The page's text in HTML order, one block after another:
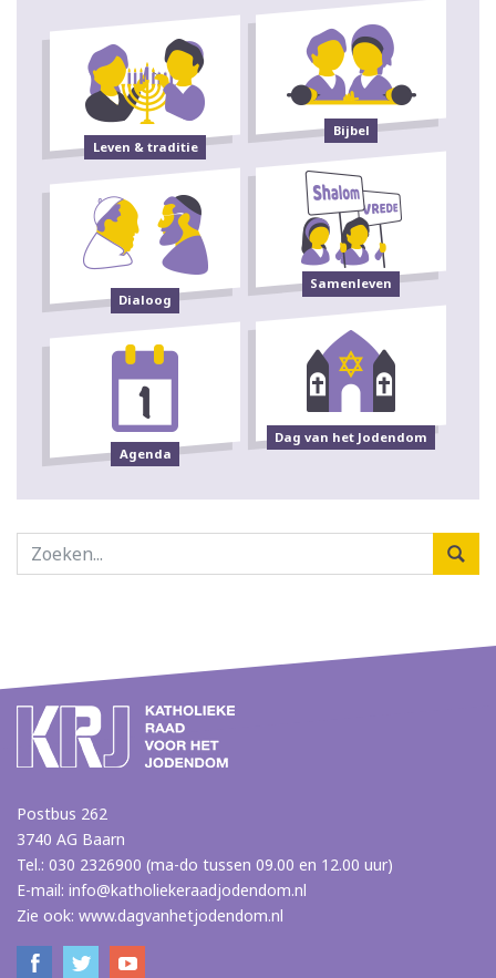
Leven & traditie
Bijbel
Dialoog
Samenleven
Agenda
Dag van het Jodendom
Postbus 262
3740 AG Baarn
Tel.: 030 2326900 (ma-do tussen 09.00 en 12.00 uur)
E-mail: info@katholiekeraadjodendom.nl
Zie ook: www.dagvanhetjodendom.nl